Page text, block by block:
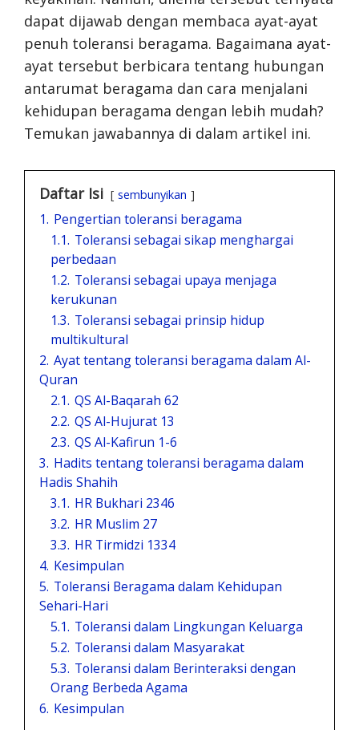
dapat dijawab dengan membaca ayat-ayat
penuh toleransi beragama. Bagaimana ayat-
ayat tersebut berbicara tentang hubungan
antarumat beragama dan cara menjalani
kehidupan beragama dengan lebih mudah?
Temukan jawabannya di dalam artikel ini.
Daftar Isi sembunyikan
1. Pengertian toleransi beragama
1.1. Toleransi sebagai sikap menghargai
perbedaan
1.2. Toleransi sebagai upaya menjaga
kerukunan
1.3. Toleransi sebagai prinsip hidup
multikultural
2. Ayat tentang toleransi beragama dalam Al-
Quran
2.1. QS Al-Baqarah 62
2.2. QS Al-Hujurat 13
2.3. QS Al-Kafirun 1-6
3. Hadits tentang toleransi beragama dalam
Hadis Shahih
3.1. HR Bukhari 2346
3.2. HR Muslim 27
3.3. HR Tirmidzi 1334
4. Kesimpulan
5. Toleransi Beragama dalam Kehidupan
Sehari-Hari
5.1. Toleransi dalam Lingkungan Keluarga
5.2. Toleransi dalam Masyarakat
5.3. Toleransi dalam Berinteraksi dengan
Orang Berbeda Agama
6. Kesimpulan